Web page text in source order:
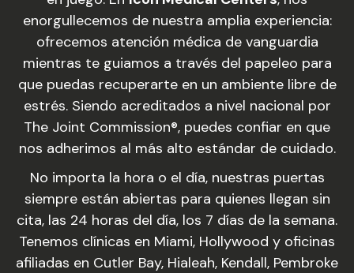
enorgullecemos de nuestra amplia experiencia:
ofrecemos atención médica de vanguardia
mientras te guiamos a través del papeleo para
que puedas recuperarte en un ambiente libre de
estrés. Siendo acreditados a nivel nacional por
The Joint Commission®, puedes confiar en que
nos adherimos al más alto estándar de cuidado.
No importa la hora o el día, nuestras puertas
siempre están abiertas para quienes llegan sin
cita, las 24 horas del día, los 7 días de la semana.
Tenemos clínicas en Miami, Hollywood y oficinas
afiliadas en Cutler Bay, Hialeah, Kendall, Pembroke